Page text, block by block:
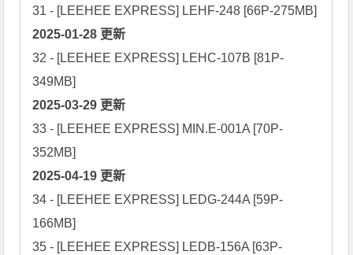
32 - [LEEHEE EXPRESS] LEHC-107B [81P-
349MB]
33 - [LEEHEE EXPRESS] MIN.E-001A [70P-
2025-04-19 更新
34 - [LEEHEE EXPRESS] LEDG-244A [59P-
166MB]
35 - [LEEHEE EXPRESS] LEDB-156A [63P-